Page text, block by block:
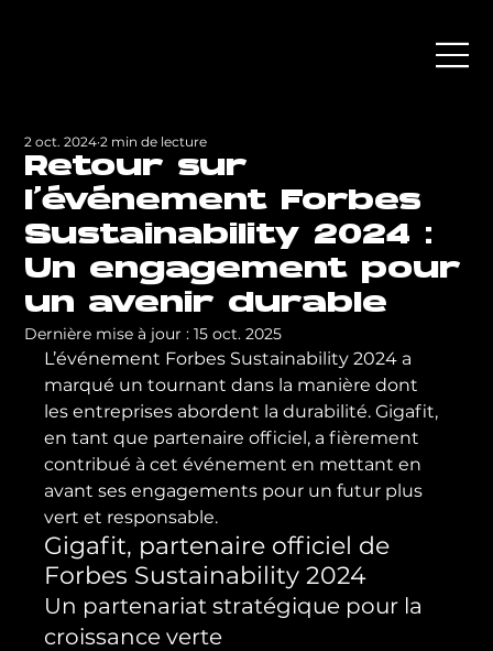
Retour sur
l'événement Forbes
Sustainability 2024 :
Un engagement pour
un avenir durable
2 oct. 2024 2 min de lecture
Dernière mise à jour :15 oct. 2025
L’événement Forbes Sustainability 2024 a
marqué un tournant dans la manière dont
les entreprises abordent la durabilité. Gigafit,
en tant que partenaire officiel, a fièrement
contribué à cet événement en mettant en
avant ses engagements pour un futur plus
vert et responsable.
Gigafit, partenaire officiel de
Forbes Sustainability 2024
Un partenariat stratégique pour la
croissance verte